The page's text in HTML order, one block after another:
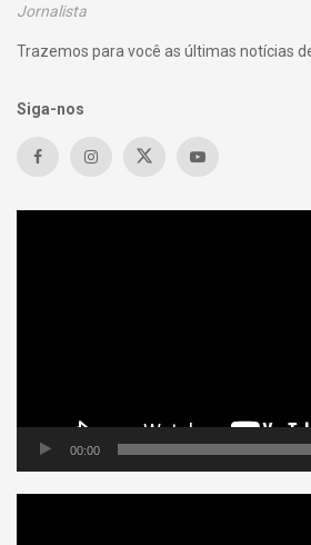
Jornalista
Trazemos para você as últimas notícias
Siga-nos
00:00